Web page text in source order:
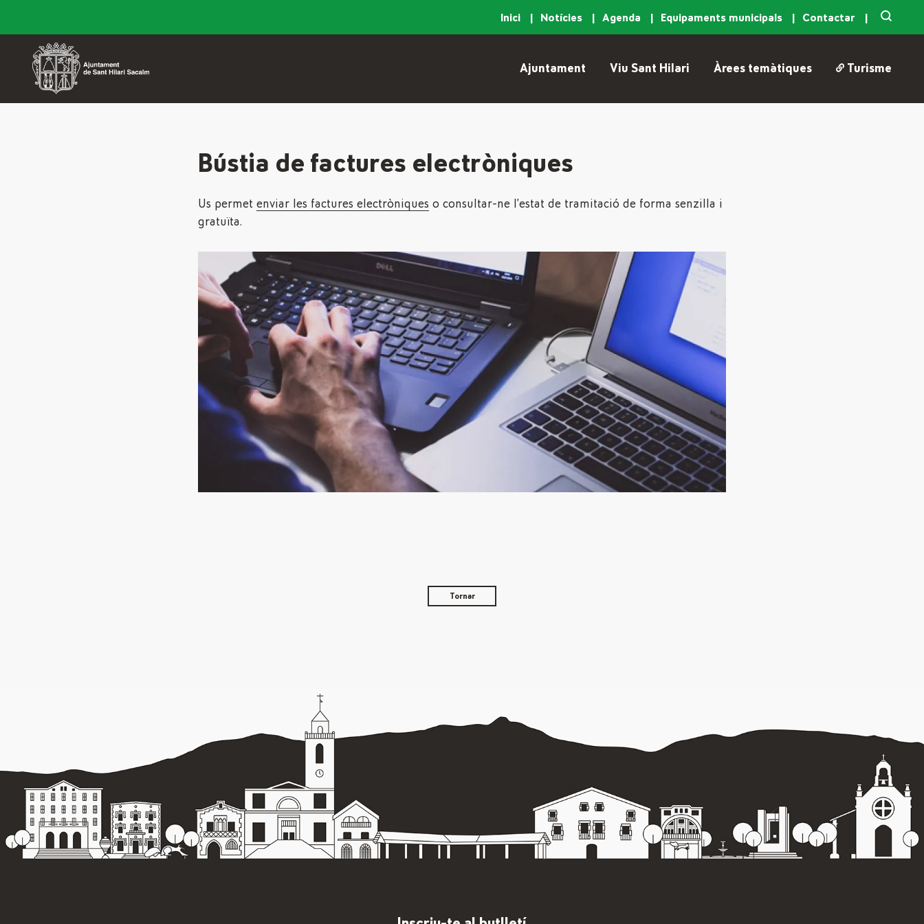
Inici Notícies Agenda Equipaments municipals Contactar
Ajuntament Viu Sant Hilari Àrees temàtiques Turisme
Bústia de factures electròniques
Us permet enviar les factures electròniques o consultar-ne l’estat de tramitació de forma senzilla i
gratuïta.
Tornar